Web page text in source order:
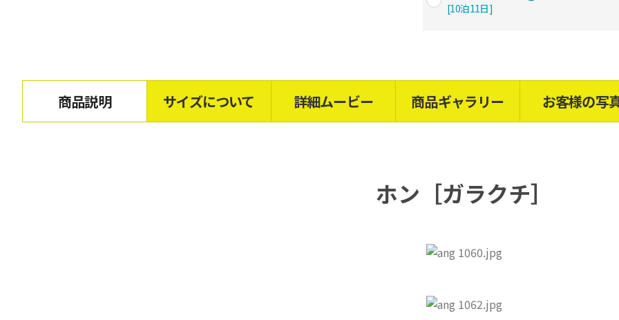
[10泊11日]
商品説明 サイズについて 詳細ムービー 商品ギャラリー お客様の写
ホン［ガラクチ］